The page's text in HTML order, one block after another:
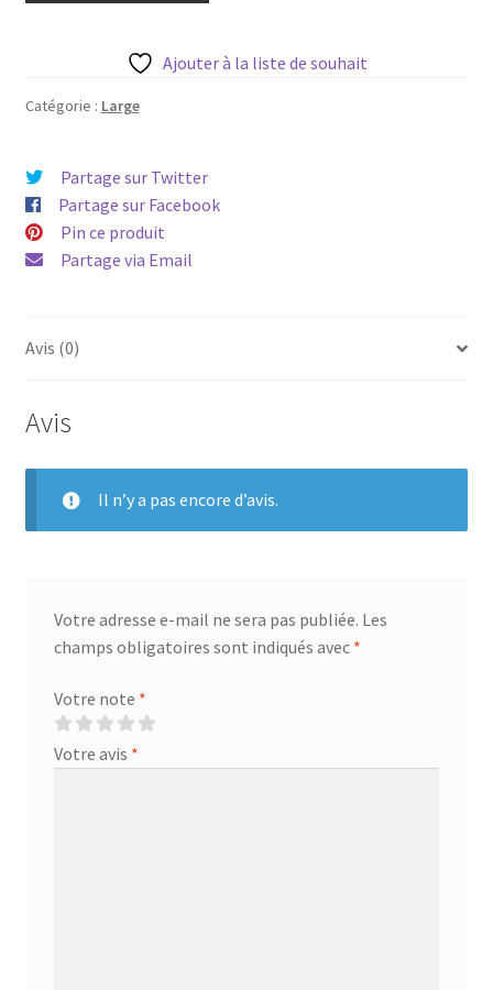
Ajouter à la liste de souhait
Catégorie : Large
Partage sur Twitter
Partage sur Facebook
Pin ce produit
Partage via Email
Avis (0)
Avis
Il n’y a pas encore d’avis.
Votre adresse e-mail ne sera pas publiée. Les
champs obligatoires sont indiqués avec *
Votre note *
Votre avis *